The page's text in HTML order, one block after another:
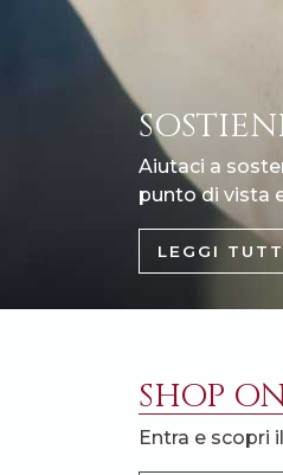
Aiutaci a
punto di vista
LEGGI
SHOP
Entra e scopri